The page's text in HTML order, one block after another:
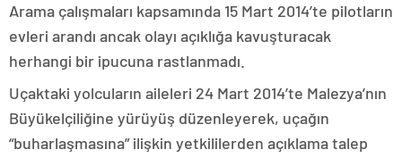
Arama çalışmaları kapsamında 15 Mart 2014’te pilotların
evleri arandı ancak olayı açıklığa kavuşturacak
herhangi bir ipucuna rastlanmadı.
Uçaktaki yolcuların aileleri 24 Mart 2014’te Malezya’nın
Büyükelçiliğine yürüyüş düzenleyerek, uçağın
“buharlaşmasına” ilişkin yetkililerden açıklama talep